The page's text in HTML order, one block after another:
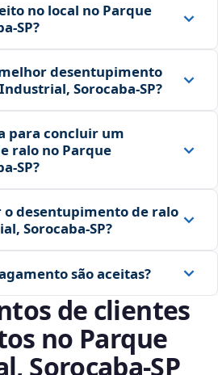
no local no Parque
desentupimento
Sorocaba‑SP?
para concluir um
ralo no Parque
o desentupimento de ralo
Sorocaba‑SP?
são aceitas?
de clientes
no Parque
Sorocaba‑SP